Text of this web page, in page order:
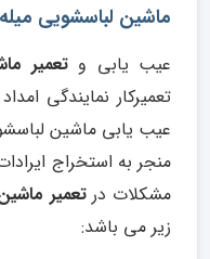
ماشین لباسشویی
عیب یابی و تعمیر
تعمیرکار نمایندگی
عیب یابی ماشین
منجر به استخراج
مشکلات در تعمیر
زیر می باشد: